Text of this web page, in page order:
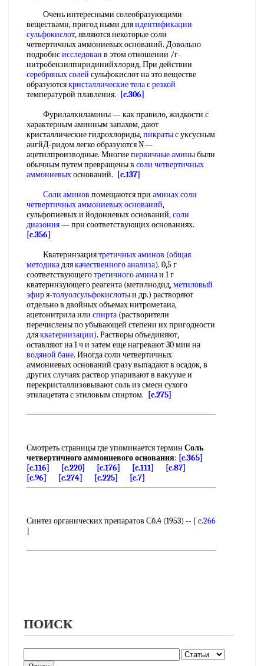
Очень интересными солеобразующими
веществами, пригод ными дляидентификации
сульфокислот, являются некоторые соли
четвертичных аммониевых оснований. Довольно
подробнсисследован в этом отношении /г-
нитробензилпиридинийхлорид, При действии
серебряных солей сульфокислот на это веществе
образуютсякристаллические теласрезкой
температурой плавления.
[c.306]
Фурилалкиламины — как правило, жидкости с
характерным аминным запахом, дают
кристаллические гидрохлориды,пикратыс уксусным
ангйД-ридом легко образуются N—
ацетилпроизводные. Многиепервичные аминыбыли
обычным путем превращены в соли четвертичных
аммониевыхоснований.
[c.137]
Соли аминов помещаются при аминах соли
четвертичных аммониевых оснований,
сульфопневых и йодониевых оснований,соли
диазония— прн соответствующих основаниях.
[c.356]
Кватерннэациятретичных аминов (общая
методикадлякачественного анализа). 0,5 г
соответствующеготретичного аминаи 1 г
кватерннзующего реагента (метилнодид,метиловый
эфиря-толуолсульфокислотыи др.) растворяют
отдельно в двойных объемах нитрометаиа,
ацетонитрила или спирта (растворители
перечислены по убывающей степени их пригодности
длякватернизации). Растворы объединяют,
оставляют иа 1 ч и затем еще нагревают 30 мин на
водяной бане. Иногда соли четвертичных
аммониевых оснований сразу выпадают в осадок, в
других случаях раствор упаривают в вакууме и
перекристаллизовывают соль из смесн сухого
этилацетата с этиловым спиртом.
[c.275]
Смотреть страницы где упоминается термин Соль
четвертичного аммониевого основания: [c.365]
[c.116]
[c.220] [c.176] [c.111]
[c.87]
[c.96]
[c.274] [c.225] [c.7]
Синтез органических препаратов Сб.4 (1953) -- [ c.266
]
ПОИСК